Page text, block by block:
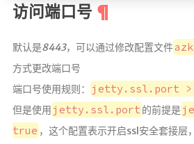
访问端口号
默认是8443，可以通过修改配置文件
方式更改端口号
端口号使用规则：
jetty.ssl.port
但是使用 jetty.ssl.port 的前提是
true ，这个配置表示开启ssl安全套接